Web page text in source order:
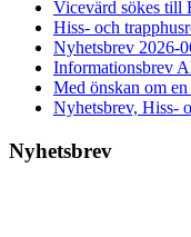
Vicevärd sökes till
Hiss- och
Nyhetsbrev 2026-
Informationsbrev
Med önskan om
Nyhetsbrev, Hiss-
Nyhetsbrev